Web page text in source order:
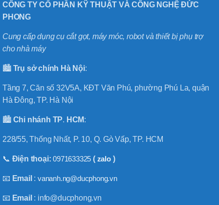
CÔNG TY CỔ PHẦN KỸ THUẬT VÀ CÔNG NGHỆ ĐỨC
PHONG
Cung cấp dụng cụ cắt gọt, máy móc, robot và thiết bị phụ trợ
cho nhà máy
🏙️ Trụ sở chính Hà Nội:
Tầng 7, Căn số 32V5A, KĐT Văn Phú, phường Phú La, quận
Hà Đông, TP. Hà Nội
🏙️ Chi nhánh TP. HCM:
228/55, Thống Nhất, P. 10, Q. Gò Vấp, TP. HCM
📞 Điện thoại:0971633325 ( zalo)
📧 Email :vananh.ng@ducphong.vn
📧 Email : info@ducphong.vn